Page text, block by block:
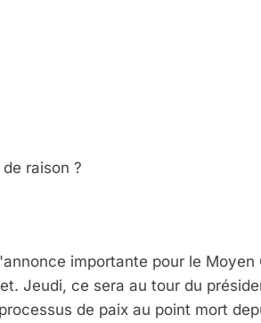
raison ?
importante pour le Moyen
Jeudi, ce sera au tour du
de paix au point mort